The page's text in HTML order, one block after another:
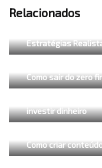
Relacionados
Estratégias
Como sair do zero
investir dinheiro
Como criar